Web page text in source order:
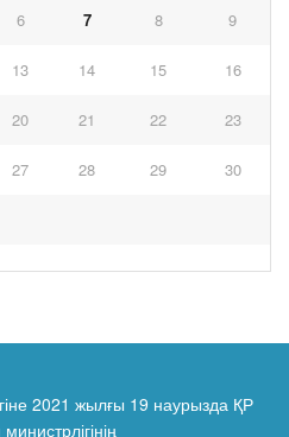
6 7 8 9
13 14 15 16
20 21 22 23
27 28 29 30
2021 жылғы 19 наурызда ҚР